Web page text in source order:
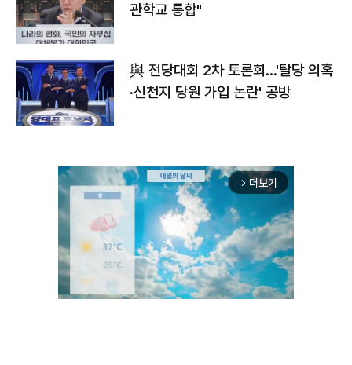
관학교 통합"
與 전당대회 2차 토론회…'탈당 의혹
·신천지 당원 가입 논란' 공방
arrow_forward_ios 더보기